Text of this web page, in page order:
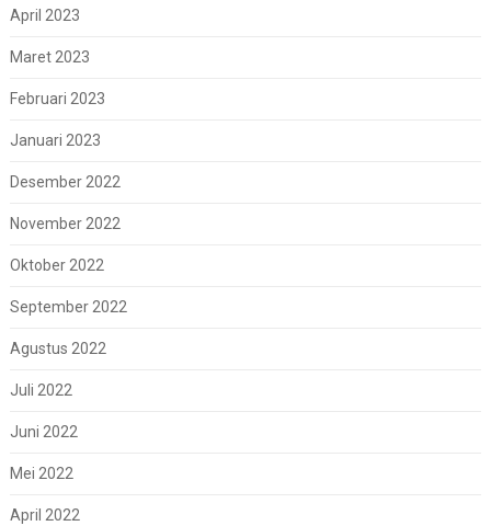
April 2023
Maret 2023
Februari 2023
Januari 2023
Desember 2022
November 2022
Oktober 2022
September 2022
Agustus 2022
Juli 2022
Juni 2022
Mei 2022
April 2022